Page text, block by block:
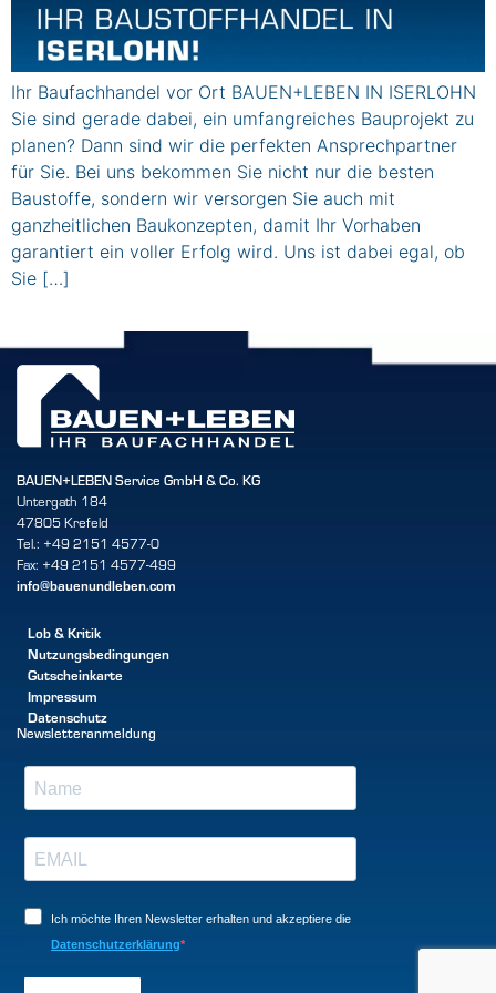
Ihr Baufachhandel vor Ort BAUEN+LEBEN IN ISERLOHN
Sie sind gerade dabei, ein umfangreiches Bauprojekt zu
planen? Dann sind wir die perfekten Ansprechpartner
für Sie. Bei uns bekommen Sie nicht nur die besten
Baustoffe, sondern wir versorgen Sie auch mit
ganzheitlichen Baukonzepten, damit Ihr Vorhaben
garantiert ein voller Erfolg wird. Uns ist dabei egal, ob
Sie […]
BAUEN+LEBEN Service GmbH & Co. KG
Untergath 184
47805 Krefeld
Tel.: +49 2151 4577-0
Fax: +49 2151 4577-499
info@bauenundleben.com
Lob & Kritik
Nutzungsbedingungen
Gutscheinkarte
Impressum
Datenschutz
Newsletteranmeldung
Ich möchte Ihren Newsletter erhalten und akzeptiere die
Datenschutzerklärung